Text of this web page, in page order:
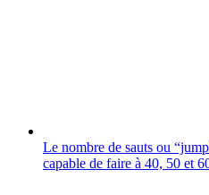
Le nombre de sauts ou
capable de faire à 40, 50 et